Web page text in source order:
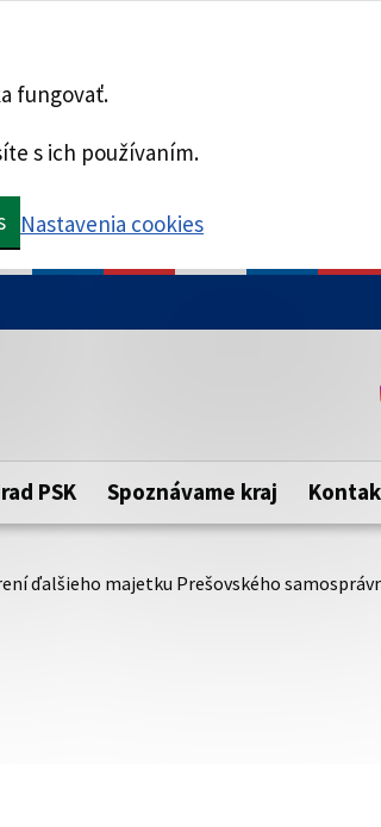
fungovať.
s ich používaním.
Nastavenia cookies
kraja.
Táto stránka je
zabezpečenú webovú
https:// pred názvom
PSK Spoznávame kraj
ďalšieho majetku Prešovského